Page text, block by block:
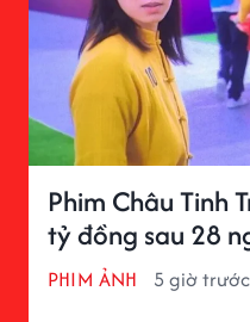
Phim Châu Tinh
tỷ đồng sau 28
PHIM ẢNH 5 giờ trước